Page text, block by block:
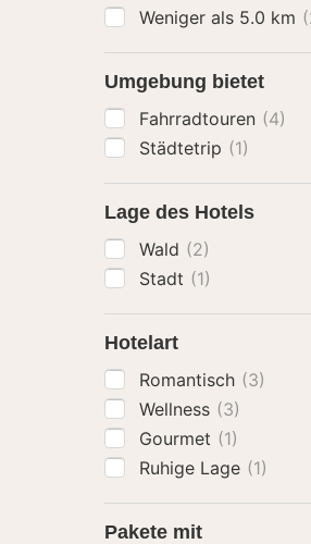
Weniger als 5.0 km
Umgebung bietet
Fahrradtouren (4)
Städtetrip (1)
Lage des Hotels
Wald (2)
Stadt (1)
Hotelart
Romantisch (3)
Wellness (3)
Gourmet (1)
Ruhige Lage (1)
Pakete mit